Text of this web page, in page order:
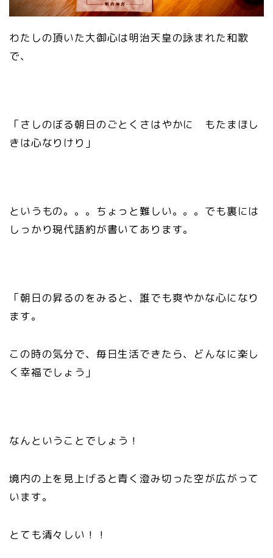
わたしの頂いた大御心は明治天皇の詠まれた和歌
で、
「さしのぼる朝日のごとくさはやかに もたまほし
きは心なりけり」
というもの。。。ちょっと難しい。。。でも裏には
しっかり現代語約が書いてあります。
「朝日の昇るのをみると、誰でも爽やかな心になり
ます。
この時の気分で、毎日生活できたら、どんなに楽し
く幸福でしょう」
なんということでしょう！
境内の上を見上げると青く澄み切った空が広がって
います。
とても清々しい！！